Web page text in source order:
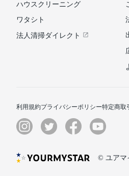
ハウスクリーニング
ワタシト
法人清掃ダイレクト
利用規約プライバシーポリシー特定商取
© ユアマ